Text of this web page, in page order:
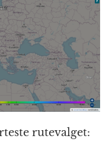
rutevalget: